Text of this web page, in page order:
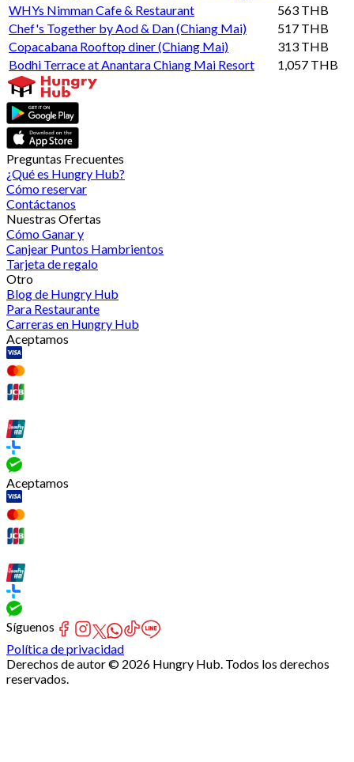
WHYs Nimman Cafe & Restaurant
563 THB
Chef's Together by Aod & Dan (Chiang Mai)
517 THB
Copacabana Rooftop diner (Chiang Mai)
313 THB
Bodhi Terrace at Anantara Chiang Mai Resort
1,057 THB
Preguntas Frecuentes
¿Qué es Hungry Hub?
Cómo reservar
Contáctanos
Nuestras Ofertas
Cómo Ganar y
Canjear Puntos Hambrientos
Tarjeta de regalo
Otro
Blog de Hungry Hub
Para Restaurante
Carreras en Hungry Hub
Aceptamos
Aceptamos
Síguenos
Política de privacidad
Derechos de autor © 2026 Hungry Hub. Todos los derechos
reservados.